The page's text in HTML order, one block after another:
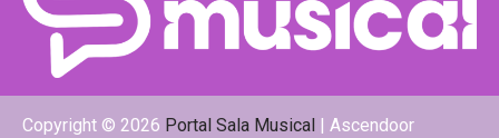
Copyright © 2026 Portal Sala Musical
| Ascendoor